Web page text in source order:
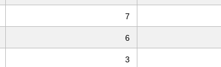
7
6
3